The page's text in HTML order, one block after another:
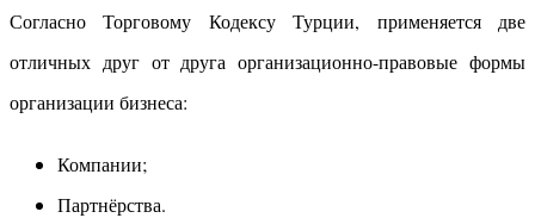
Согласно Торговому Кодексу Турции, применяется две
отличных друг от друга организационно-правовые формы
организации бизнеса:
Компании;
Партнёрства.